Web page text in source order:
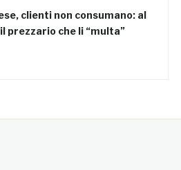
clienti non consumano: al
prezzario che li “multa”